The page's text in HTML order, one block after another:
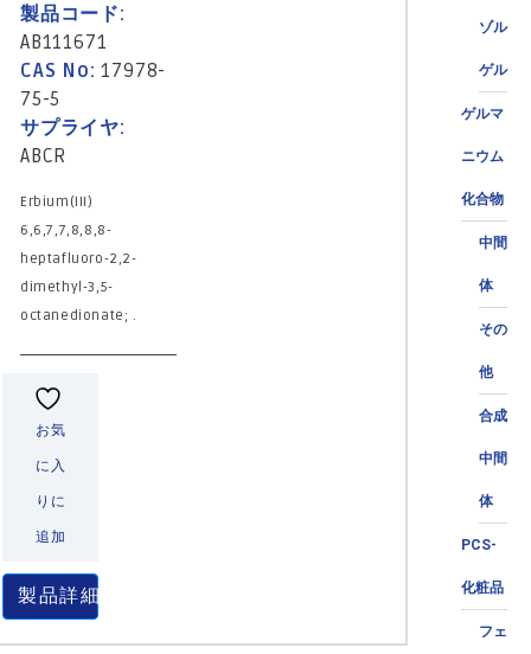
ゾル
ゲル
ゲルマ
ニウム
化合物
中間
体
その
他
合成
中間
体
PCS-
化粧品
フェ
製品コード:
AB111671
CAS No:17978-
75-5
サプライヤ:
ABCR
Erbium(III)
6,6,7,7,8,8,8-
heptafluoro-2,2-
dimethyl-3,5-
octanedionate; .
お気
に入
りに
追加
製品詳細